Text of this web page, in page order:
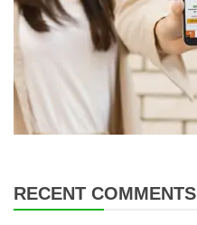
RECENT COMMENTS